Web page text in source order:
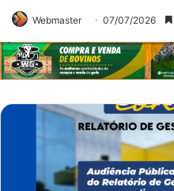
Webmaster 07/07/2026